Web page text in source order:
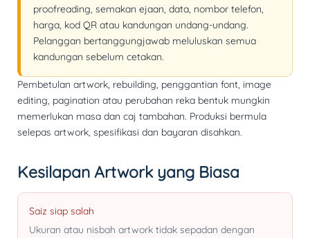
proofreading, semakan ejaan, data, nombor telefon,
harga, kod QR atau kandungan undang-undang.
Pelanggan bertanggungjawab meluluskan semua
kandungan sebelum cetakan.
Pembetulan artwork, rebuilding, penggantian font, image
editing, pagination atau perubahan reka bentuk mungkin
memerlukan masa dan caj tambahan. Produksi bermula
selepas artwork, spesifikasi dan bayaran disahkan.
Kesilapan Artwork yang Biasa
Saiz siap salah
Ukuran atau nisbah artwork tidak sepadan dengan